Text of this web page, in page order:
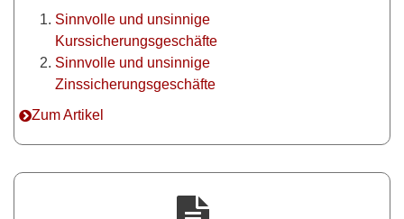
Sinnvolle und unsinnige
Kurssicherungsgeschäfte
Sinnvolle und unsinnige
Zinssicherungsgeschäfte
Zum Artikel